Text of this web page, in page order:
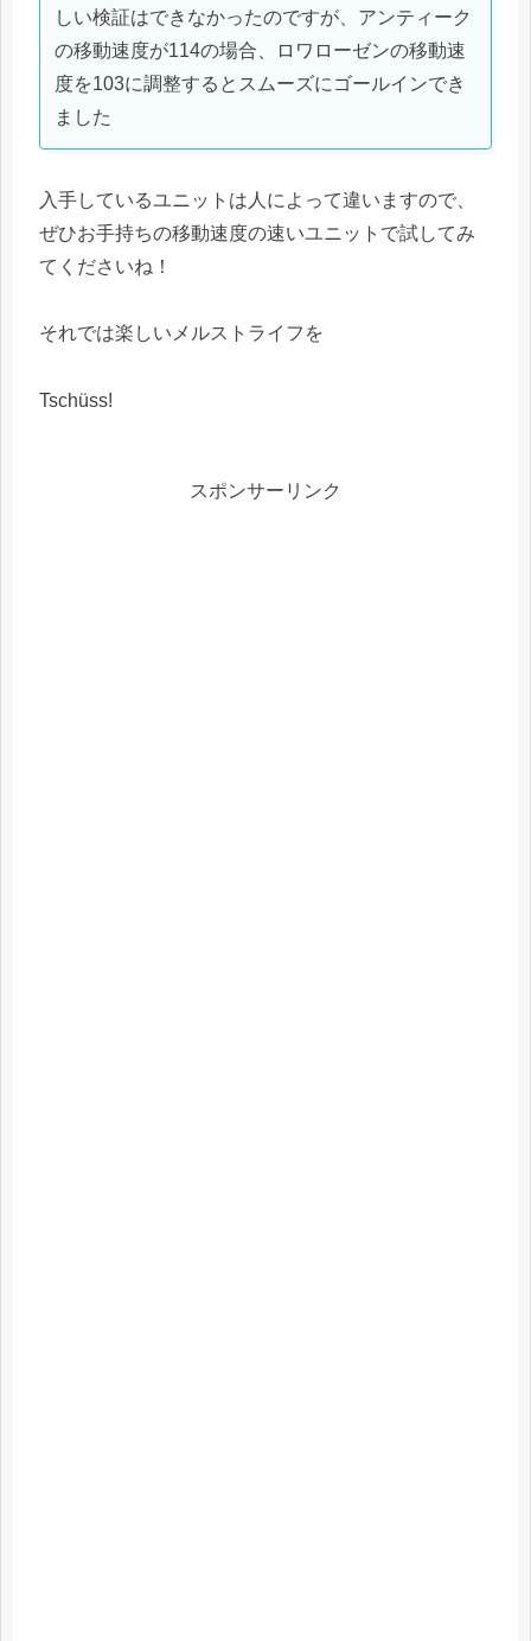
しい検証はできなかったのですが、アンティーク
の移動速度が114の場合、ロワローゼンの移動速
度を103に調整するとスムーズにゴールインでき
ました
入手しているユニットは人によって違いますので、
ぜひお手持ちの移動速度の速いユニットで試してみ
てくださいね！
それでは楽しいメルストライフを
Tschüss!
スポンサーリンク